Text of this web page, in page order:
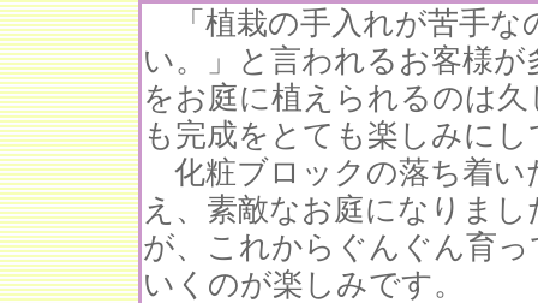
「植栽の手入れが苦手な
い。」と言われるお客様
をお庭に植えられるのは
も完成をとても楽しみに
化粧ブロックの落ち着い
え、素敵なお庭になりま
が、これからぐんぐん育
いくのが楽しみです。